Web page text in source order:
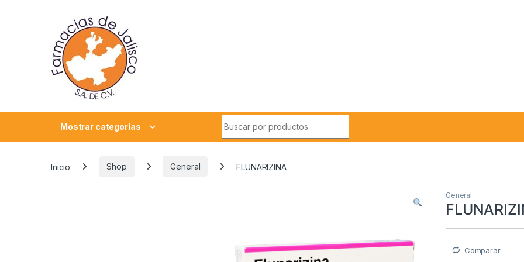
Mostrar categorías
Inicio Shop General FLUNARIZINA
General
Comparar